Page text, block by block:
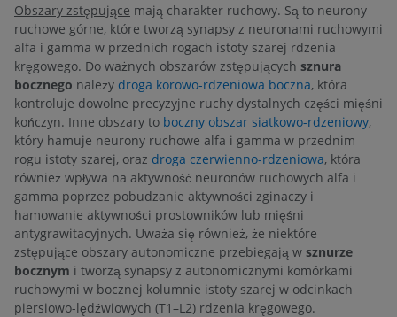
Obszary zstępujące mają charakter ruchowy. Są to neurony
ruchowe górne, które tworzą synapsy z neuronami ruchowymi
alfa i gamma w przednich rogach istoty szarej rdzenia
kręgowego. Do ważnych obszarów zstępujących sznura
bocznego należy droga korowo-rdzeniowa boczna, która
kontroluje dowolne precyzyjne ruchy dystalnych części mięśni
kończyn. Inne obszary to boczny obszar siatkowo-rdzeniowy,
który hamuje neurony ruchowe alfa i gamma w przednim
rogu istoty szarej, oraz droga czerwienno-rdzeniowa, która
również wpływa na aktywność neuronów ruchowych alfa i
gamma poprzez pobudzanie aktywności zginaczy i
hamowanie aktywności prostowników lub mięśni
antygrawitacyjnych. Uważa się również, że niektóre
zstępujące obszary autonomiczne przebiegają w sznurze
bocznym i tworzą synapsy z autonomicznymi komórkami
ruchowymi w bocznej kolumnie istoty szarej w odcinkach
piersiowo-lędźwiowych (T1–L2) rdzenia kręgowego.